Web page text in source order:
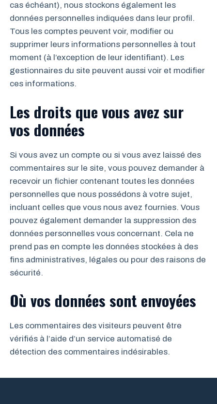
cas échéant), nous stockons également les
données personnelles indiquées dans leur profil.
Tous les comptes peuvent voir, modifier ou
supprimer leurs informations personnelles à tout
moment (à l’exception de leur identifiant). Les
gestionnaires du site peuvent aussi voir et modifier
ces informations.
Les droits que vous avez sur
vos données
Si vous avez un compte ou si vous avez laissé des
commentaires sur le site, vous pouvez demander à
recevoir un fichier contenant toutes les données
personnelles que nous possédons à votre sujet,
incluant celles que vous nous avez fournies. Vous
pouvez également demander la suppression des
données personnelles vous concernant. Cela ne
prend pas en compte les données stockées à des
fins administratives, légales ou pour des raisons de
sécurité.
Où vos données sont envoyées
Les commentaires des visiteurs peuvent être
vérifiés à l’aide d’un service automatisé de
détection des commentaires indésirables.